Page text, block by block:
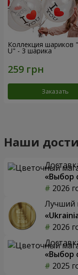
Коллекция шариков
U" - 3 шарика
Заказать
Наши
«Выбор
2026
Лучший
2026
«Выбор
2025